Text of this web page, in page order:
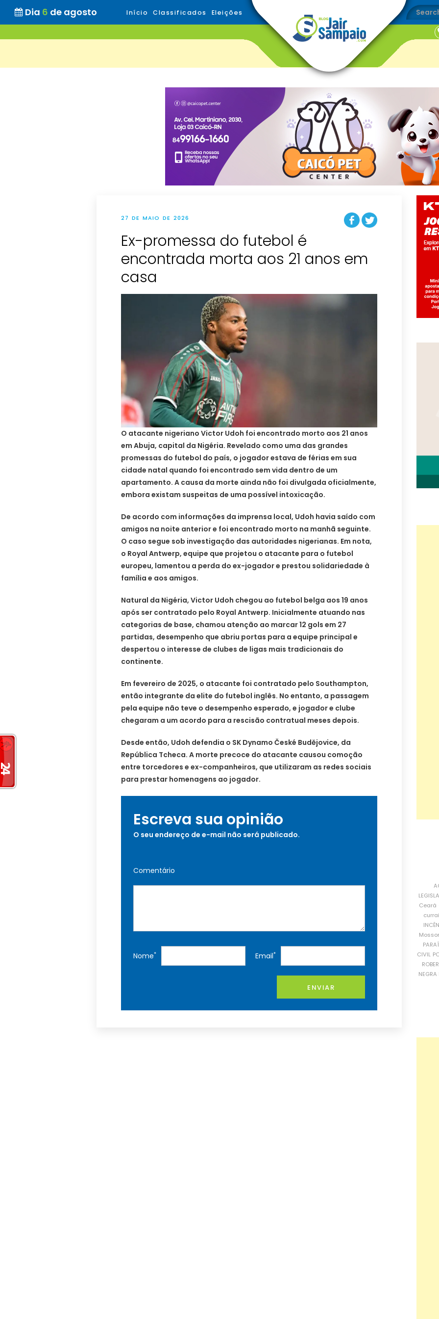
Dia 6 de agosto Início Classificados Eleições
27 DE MAIO DE 2026
Ex-promessa do futebol é
encontrada morta aos 21 anos em
casa
O atacante nigeriano Victor Udoh foi encontrado morto aos 21 anos
em Abuja, capital da Nigéria. Revelado como uma das grandes
promessas do futebol do país, o jogador estava de férias em sua
cidade natal quando foi encontrado sem vida dentro de um
apartamento. A causa da morte ainda não foi divulgada oficialmente,
embora existam suspeitas de uma possível intoxicação.
De acordo com informações da imprensa local, Udoh havia saído com
amigos na noite anterior e foi encontrado morto na manhã seguinte.
O caso segue sob investigação das autoridades nigerianas. Em nota,
o Royal Antwerp, equipe que projetou o atacante para o futebol
europeu, lamentou a perda do ex-jogador e prestou solidariedade à
família e aos amigos.
Natural da Nigéria, Victor Udoh chegou ao futebol belga aos 19 anos
após ser contratado pelo Royal Antwerp. Inicialmente atuando nas
categorias de base, chamou atenção ao marcar 12 gols em 27
partidas, desempenho que abriu portas para a equipe principal e
despertou o interesse de clubes de ligas mais tradicionais do
continente.
Em fevereiro de 2025, o atacante foi contratado pelo Southampton,
então integrante da elite do futebol inglês. No entanto, a passagem
pela equipe não teve o desempenho esperado, e jogador e clube
chegaram a um acordo para a rescisão contratual meses depois.
Desde então, Udoh defendia o SK Dynamo České Budějovice, da
República Tcheca. A morte precoce do atacante causou comoção
entre torcedores e ex-companheiros, que utilizaram as redes sociais
para prestar homenagens ao jogador.
Escreva sua opinião
O seu endereço de e-mail não será publicado.
Comentário
Nome* Email*
ENVIAR
Ceará
CIVIL
NEGRA